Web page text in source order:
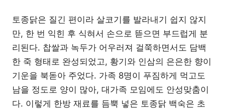
토종닭은 질긴 편이라 살코기를 발라내기 쉽지 않지
만, 한 번 익힌 후 식혀서 손으로 뜯으면 부드럽게 분
리된다. 찹쌀과 녹두가 어우러져 걸쭉하면서도 담백
한 죽 형태로 완성되었고, 황기와 인삼의 은은한 향이
기운을 북돋아 주었다. 가족 8명이 푸짐하게 먹고도
남을 정도로 양이 많아, 대가족 모임에도 안성맞춤이
다. 이렇게 한방 재료를 듬뿍 넣은 토종닭 백숙은 초